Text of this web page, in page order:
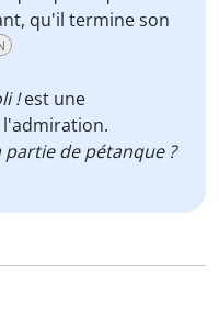
qu'il termine son
!est une
partie de pétanque ?